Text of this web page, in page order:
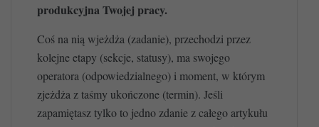
produkcyjna Twojej pracy.
Coś na nią wjeżdża (zadanie), przechodzi przez
kolejne etapy (sekcje, statusy), ma swojego
operatora (odpowiedzialnego) i moment, w którym
zjeżdża z taśmy ukończone (termin). Jeśli
zapamiętasz tylko to jedno zdanie z całego artykułu